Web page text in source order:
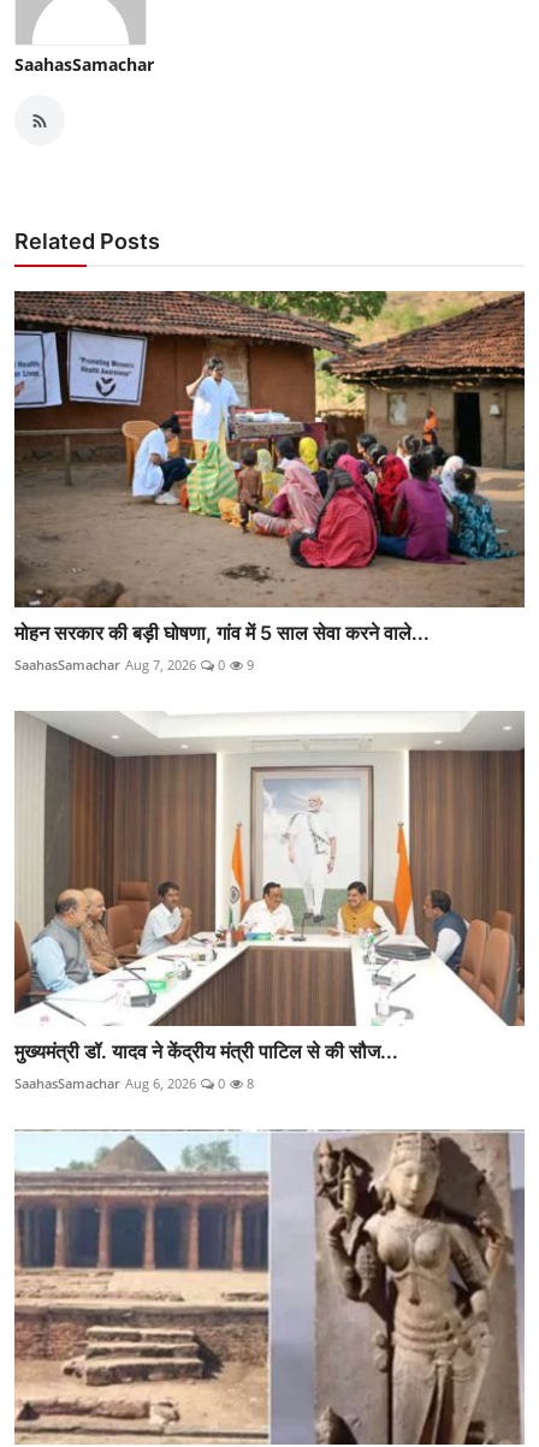
SaahasSamachar
Related Posts
मोहन सरकार की बड़ी घोषणा, गांव में 5 साल सेवा करने वाले...
SaahasSamachar Aug 7, 2026 0 9
मुख्यमंत्री डॉ. यादव ने केंद्रीय मंत्री पाटिल से की सौज...
SaahasSamachar Aug 6, 2026 0 8